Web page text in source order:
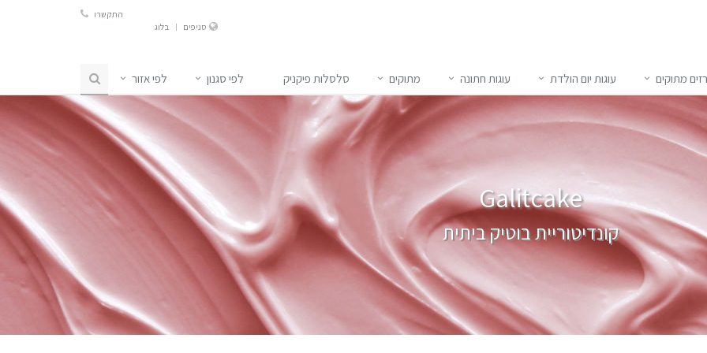
התקשרו
סניפים
בלוג
מתוקים עוגות יום הולדת עוגות חתונה מתוקים סלסלות פיקניק לפי סגנון לפי אזור
Galitcake
קונדיטוריית בוטיק ביתית